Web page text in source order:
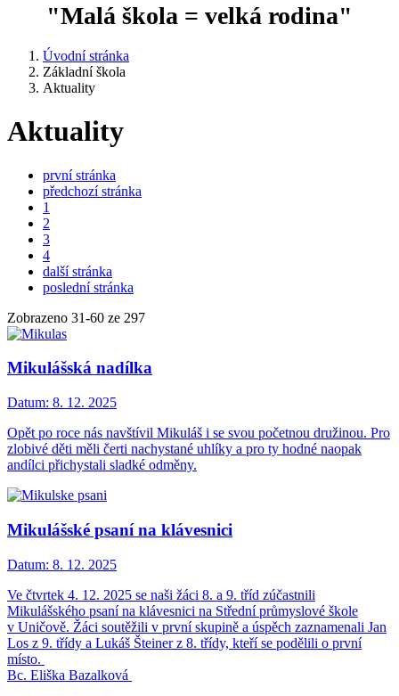
"Malá škola = velká rodina"
Úvodní stránka
Základní škola
Aktuality
Aktuality
první stránka
předchozí stránka
1
2
3
4
další stránka
poslední stránka
Zobrazeno 31-60 ze 297
Mikulášská nadílka
Datum: 8. 12. 2025
Opět po roce nás navštívil Mikuláš i se svou početnou družinou. Pro
zlobivé děti měli čerti nachystané uhlíky a pro ty hodné naopak
andílci přichystali sladké odměny.
Mikulášské psaní na klávesnici
Datum: 8. 12. 2025
Ve čtvrtek 4. 12. 2025 se naši žáci 8. a 9. tříd zúčastnili
Mikulášského psaní na klávesnici na Střední průmyslové škole
v Uničově. Žáci soutěžili v první skupině a úspěch zaznamenali Jan
Los z 9. třídy a Lukáš Šteiner z 8. třídy, kteří se podělili o první
místo.
Bc. Eliška Bazalková